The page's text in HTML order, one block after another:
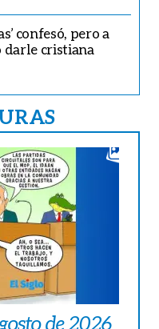
confesó, pero a
darle cristiana
de 2026